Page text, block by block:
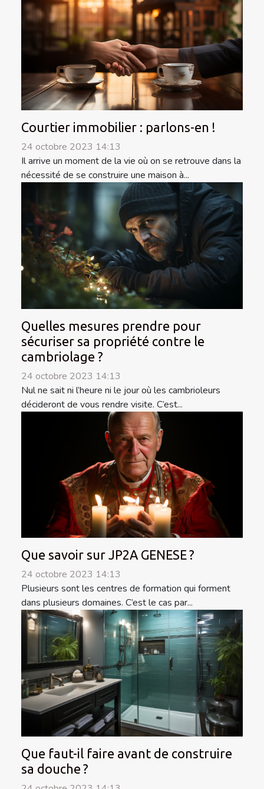
Courtier immobilier : parlons-en !
24 octobre 2023 14:13
Il arrive un moment de la vie où on se retrouve dans la
nécessité de se construire une maison à...
Quelles mesures prendre pour
sécuriser sa propriété contre le
cambriolage ?
24 octobre 2023 14:13
Nul ne sait ni l’heure ni le jour où les cambrioleurs
décideront de vous rendre visite. C’est...
Que savoir sur JP2A GENESE ?
24 octobre 2023 14:13
Plusieurs sont les centres de formation qui forment
dans plusieurs domaines. C’est le cas par...
Que faut-il faire avant de construire
sa douche ?